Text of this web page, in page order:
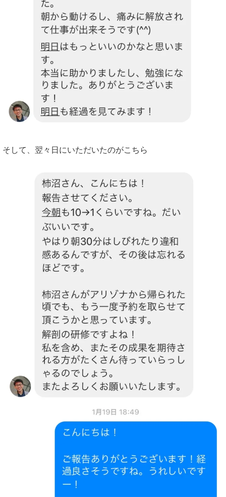
そして、翌々日にいただいたのがこちら